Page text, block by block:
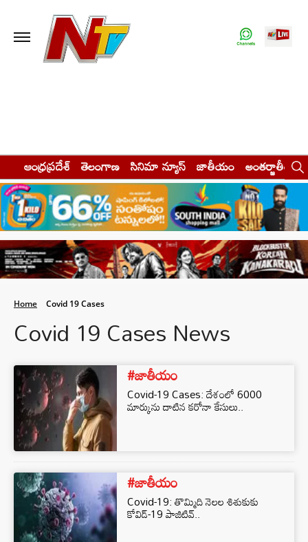
ఆంధ్రప్రదేశ్ తెలంగాణ సినిమా న్యూస్ జాతీయం అంతర్జాతీయం
Home Covid 19 Cases
Covid 19 Cases News
#జాతీయం
Covid-19 Cases: దేశంలో 6000
మార్కును దాటిన కరోనా కేసులు..
#జాతీయం
Covid-19: తొమ్మిది నెలల శిశుకుకు
కోవిడ్-19 పాజిటివ్..